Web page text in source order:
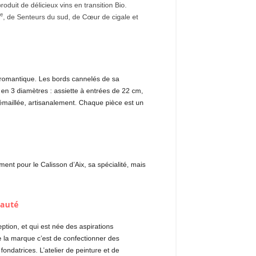
de délicieux vins en transition Bio.
e, de Senteurs du sud, de Cœur de cigale et
Les bords cannelés de sa
3 diamètres : assiette à entrées de 22 cm,
artisanalement. Chaque pièce est un
pour le Calisson d’Aix, sa spécialité, mais
et qui est née des aspirations
marque c’est de confectionner des
L’atelier de peinture et de